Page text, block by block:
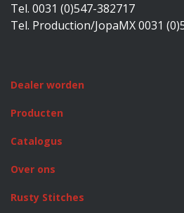
Tel. 0031 (0)547-382717
Tel. Production/JopaMX 0031
Dealer worden
Producten
Catalogus
Over ons
Rusty Stitches